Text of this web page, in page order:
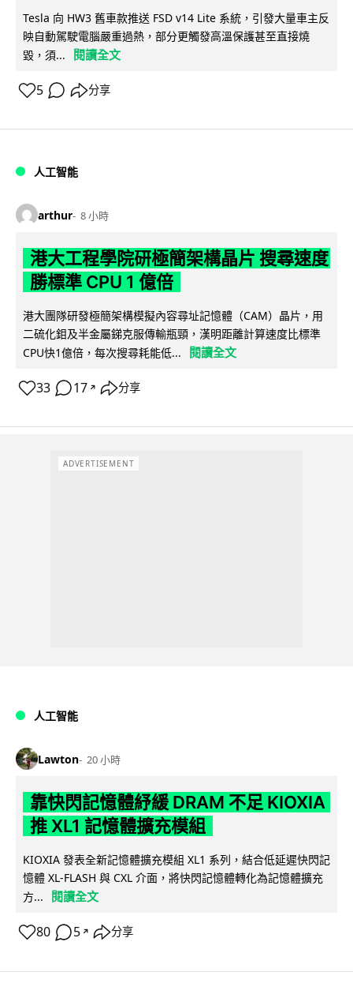
Tesla 向 HW3 舊車款推送 FSD v14 Lite 系統，引發大量車主反
映自動駕駛電腦嚴重過熱，部分更觸發高溫保護甚至直接燒
毀，須...
閱讀全文
5 分享
人工智能
arthur 8 小時
港大工程學院研極簡架構晶片 搜尋速度
勝標準 CPU 1 億倍
港大團隊研發極簡架構模擬內容尋址記憶體（CAM）晶片，用
二硫化鉬及半金屬銻克服傳輸瓶頸，漢明距離計算速度比標準
CPU快1億倍，每次搜尋耗能低...
閱讀全文
33 17 ↗ 分享
ADVERTISEMENT
人工智能
Lawton 20 小時
靠快閃記憶體紓緩 DRAM 不足 KIOXIA
推 XL1 記憶體擴充模組
KIOXIA 發表全新記憶體擴充模組 XL1 系列，結合低延遲快閃記
憶體 XL-FLASH 與 CXL 介面，將快閃記憶體轉化為記憶體擴充
方...
閱讀全文
80 5 ↗ 分享